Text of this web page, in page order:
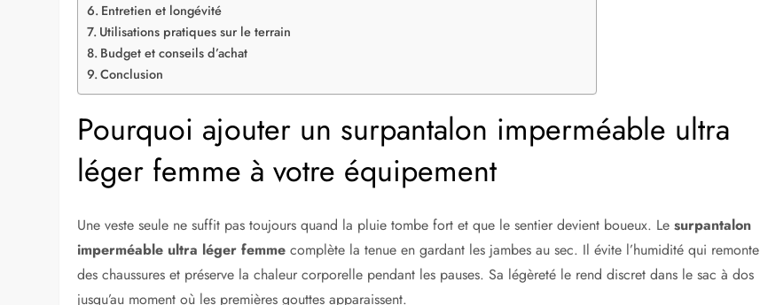
Entretien et longévité
Utilisations pratiques sur le terrain
Budget et conseils d’achat
Conclusion
Pourquoi ajouter un surpantalon imperméable ultra
léger femme à votre équipement
Une veste seule ne suffit pas toujours quand la pluie tombe fort et que le sentier devient boueux. Lesurpantalon
imperméable ultra léger femme complète la tenue en gardant les jambes au sec. Il évite l’humidité qui remonte
des chaussures et préserve la chaleur corporelle pendant les pauses. Sa légèreté le rend discret dans le sac à dos
jusqu’au moment où les premières gouttes apparaissent.